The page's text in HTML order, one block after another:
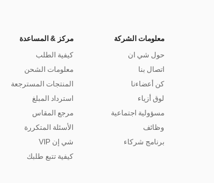
معلومات الشركة
حول شي ان
اتصال بنا
كن أعضاءنا
لوق أزياء
مسؤولية اجتماعية
وظائف
برنامج شركاء
مركز & المساعدة
كيفية الطلب
معلومات الشحن
المنتجات المسترجعة
استرداد المبلغ
مرجع المقاس
الأسئلة المتكررة
شي إن VIP
كيفية تتبع طلبك